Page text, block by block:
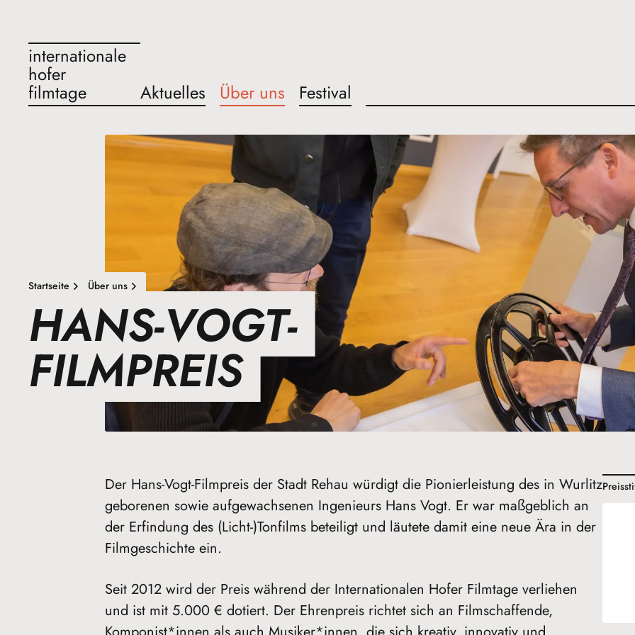
internationale
hofer
filmtage Aktuelles Über uns Festival
Startseite Über uns
HANS-VOGT-
FILMPREIS
Der Hans-Vogt-Filmpreis der Stadt Rehau würdigt die Pionierleistung des in Wurlitz
geborenen sowie aufgewachsenen Ingenieurs Hans Vogt. Er war maßgeblich an
der Erfindung des (Licht-)Tonfilms beteiligt und läutete damit eine neue Ära in der
Filmgeschichte ein.
Seit 2012 wird der Preis während der Internationalen Hofer Filmtage verliehen
und ist mit 5.000 € dotiert. Der Ehrenpreis richtet sich an Filmschaffende,